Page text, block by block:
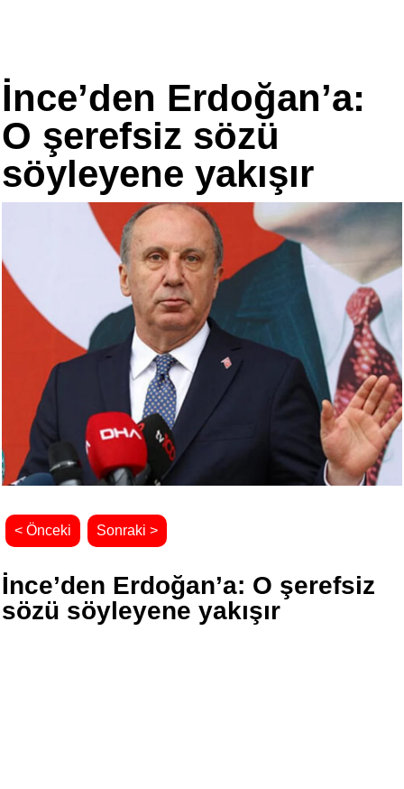
İnce’den Erdoğan’a:
O şerefsiz sözü
söyleyene yakışır
< Önceki Sonraki >
İnce’den Erdoğan’a: O şerefsiz
sözü söyleyene yakışır